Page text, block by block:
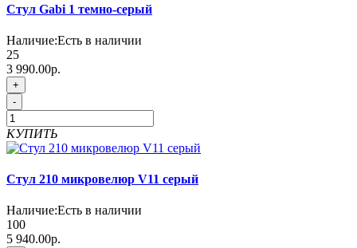
Стул Gabi 1 темно-серый
Наличие:Есть в наличии
25
3 990.00р.
+
-
КУПИТЬ
Стул 210 микровелюр V11 серый
Наличие:Есть в наличии
100
5 940.00р.